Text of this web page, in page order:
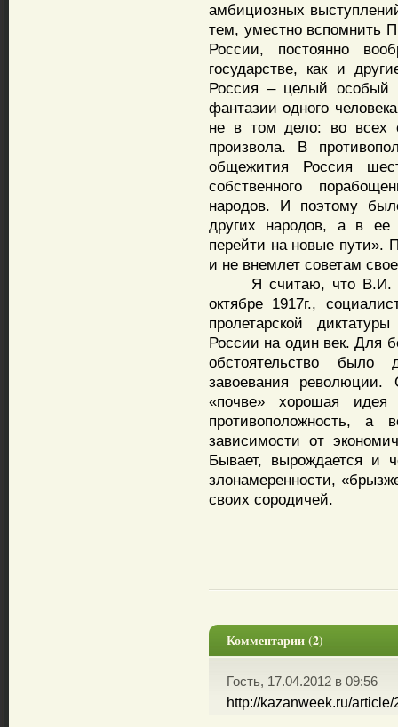
амбициозных
тем, уместно вспомнить
России, постоянно
государстве, как и
Россия – целый особый
фантазии одного
не в том дело: во всех
произвола. В
общежития Россия
собственного
народов. И поэтому
других народов, а в ее
перейти на новые пути».
и не внемлет советам
Я считаю, что В.И.
октябре 1917г.,
пролетарской
России на один век. Для
обстоятельство
завоевания
«почве» хорошая
противоположность, а
зависимости от
Бывает, вырождается и
злонамеренности,
своих сородичей.
Комментарии (2)
Гость, 17.04.2012 в 09:56
http://kazanweek.ru/article/